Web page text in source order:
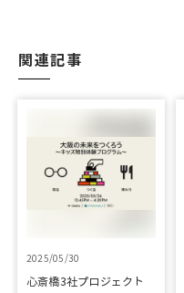
関連記事
2025/05/30
心斎橋3社プロジェクト